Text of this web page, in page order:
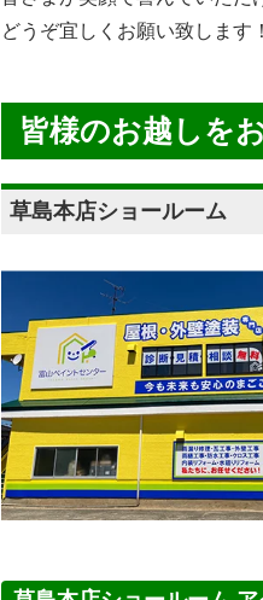
どうぞ宜しくお願い致します！
皆様のお越しを
草島本店ショールーム